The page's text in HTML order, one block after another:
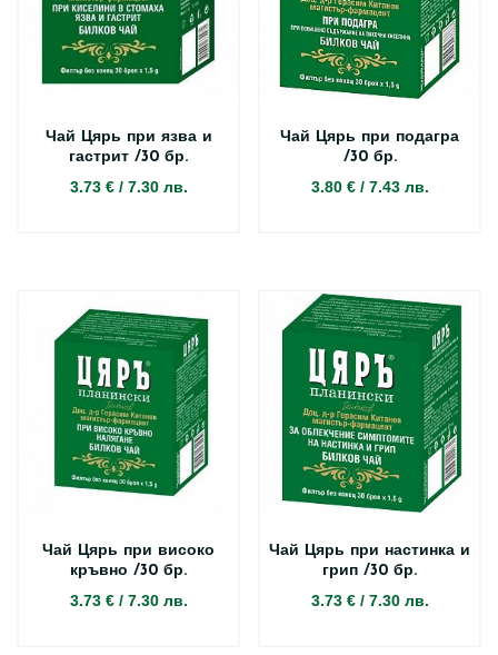
Чай Цярь при язва и
гастрит /30 бр.
3.73 €/ 7.30 лв.
Чай Цярь при подагра
/30 бр.
3.80 €/ 7.43 лв.
Чай Цярь при високо
кръвно /30 бр.
3.73 €/ 7.30 лв.
Чай Цярь при настинка и
грип /30 бр.
3.73 €/ 7.30 лв.